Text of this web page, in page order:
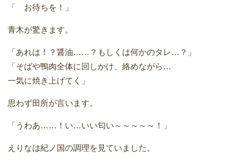
「 お待ちを！」
青木が驚きます。
「あれは！？醤油……？もしくは何かのタレ…？」
「そばや鴨肉全体に回しかけ、絡めながら…
一気に焼き上げてく」
思わず田所が言います。
「うわあ……！い…いい匂い～～～～～！」
えりなは紀ノ国の調理を見ていました。